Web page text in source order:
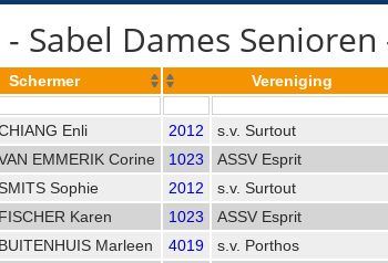
Sabel Dames
Schermer Vereniging
Enli 2012 s.v. Surtout
EMMERIK Corine 1023 ASSV Esprit
SMITS Sophie 2012 s.v. Surtout
FISCHER Karen 1023 ASSV Esprit
BUITENHUIS Marleen 4019 s.v. Porthos